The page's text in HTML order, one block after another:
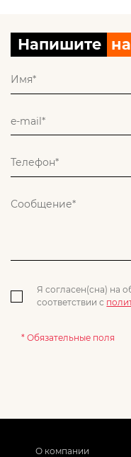
Напишите
Я согласен(сна) на
соответствии с
* Обязательные поля
О компании